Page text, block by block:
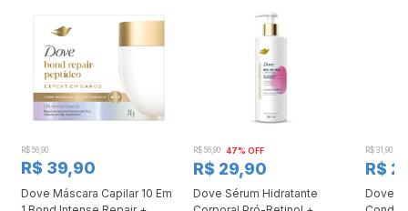
R$ 56,90
R$ 39,90
Dove Máscara Capilar 10 Em
R$ 56,90 47% OFF
R$ 29,90
Dove Sérum Hidratante
R$ 31,90
R$
Dove